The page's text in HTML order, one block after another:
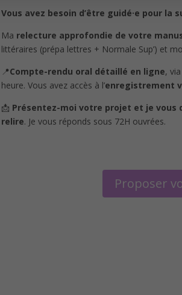
Vous avez besoin d’être guidé·e pour la
Ma relecture approfondie de votre
littéraires (prépa lettres + Normale Sup’) et
📍Compte-rendu oral détaillé en ligne,
heure. Vous avez accès à l’enregistrement
📩 Présentez-moi votre projet et je vous
relire. Je vous réponds sous 72H ouvrées.
Proposer